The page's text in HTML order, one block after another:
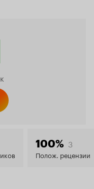
100% 3
Полож. рецензии